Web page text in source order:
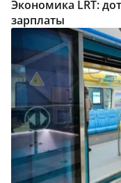
Экономика LRT:
зарплаты